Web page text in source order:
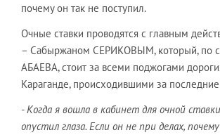
почему он так не поступил.
Очные ставки проводятся с главным
– Сабыржаном СЕРИКОВЫМ, который, по
АБАЕВА, стоит за всеми поджогами
Караганде, происходившими за
- Когда я вошла в кабинет для очной
опустил глаза. Если он не при делах,